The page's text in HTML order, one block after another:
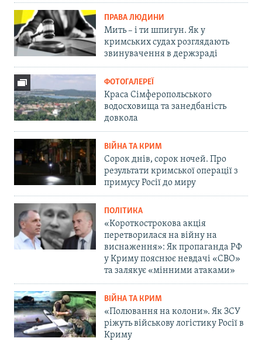
ПРАВА ЛЮДИНИ
Мить – і ти шпигун. Як у
кримських судах розглядають
звинувачення в держзраді
ФОТОГАЛЕРЕЇ
Краса Сімферопольського
водосховища та занедбаність
довкола
ВІЙНА ТА КРИМ
Сорок днів, сорок ночей. Про
результати кримської операції з
примусу Росії до миру
ПОЛІТИКА
«Короткострокова акція
перетворилася на війну на
виснаження»: Як пропаганда РФ
у Криму пояснює невдачі «СВО»
та залякує «мінними атаками»
ВІЙНА ТА КРИМ
«Полювання на колони». Як ЗСУ
ріжуть військову логістику Росії в
Криму